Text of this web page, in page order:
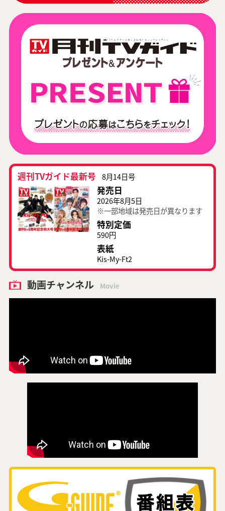
週刊TVガイド最新号 8月14日号
発売日
2026年8月5日
※一部地域は発売日が異なります
特別定価
590円
表紙
Kis-My-Ft2
動画チャンネル Movie